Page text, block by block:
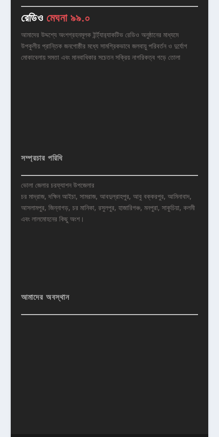
রেডিও মেঘনা ৯৯.০
আমাদের উদ্দশ্যে অংশগ্রহনমূলক ইর্ন্ট্যার‌্যাকটিভ রেডিও অনুষ্ঠানের মাধ্যমে
উপকুলীয় প্রান্তিক জনগোষ্ঠীর মধ্যে সামগ্রিকভাবে জলবায়ু পরিবর্তন ও দুর্যোগ
মোকাবেলায় সমতা এবং মানবাধিকার সচেতন সক্রিয় নাগরিকত্ব গড়ে তোলা
সম্প্রচার পরিধি
ভোলা জেলার চরফ্যাশন উপজেলার
চর মাদ্রাজ, দক্ষিন আইচা, সামরাজ, আবদুল্রাহপুর, আবু বক্করপুর, আমিনাবাদ,
আসলামপুর, জিন্নাগড়, চর মানিকা, রসুলপুর, হাজারিগঞ্চ, মনপুরা, সাকুচিয়া, কলমী
এবং লালমোহনের কিছু অংশ।
আমাদের অবস্থান